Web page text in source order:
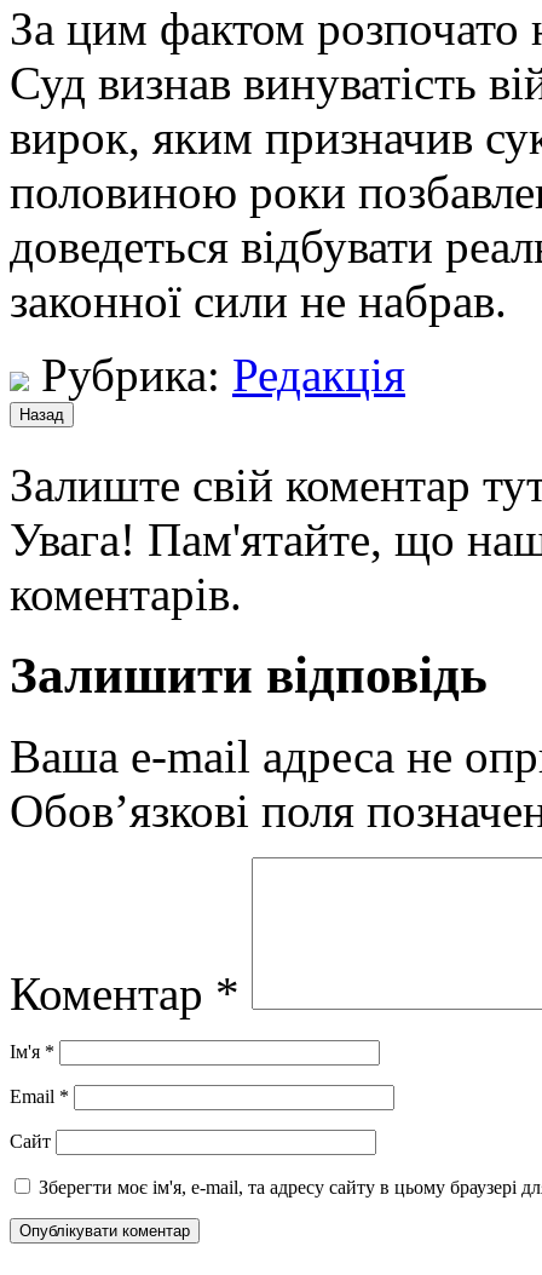
За цим фактом розпочато
Суд визнав винуватість
вирок, яким призначив
половиною роки
доведеться відбувати
законної сили не набрав.
Рубрика: Редакція
Залиште свій коментар
Увага! Пам'ятайте, що
коментарів.
Залишити відповідь
Ваша e-mail адреса не
Обов’язкові поля
Коментар *
Ім'я *
Email *
Сайт
Зберегти моє ім'я, e-mail, та адресу сайту в цьому браузері